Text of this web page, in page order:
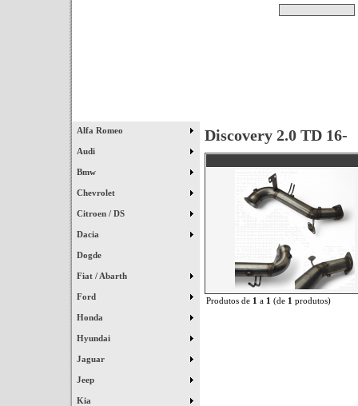
Alfa Romeo
Audi
Bmw
Chevrolet
Citroen / DS
Dacia
Dogde
Fiat / Abarth
Ford
Honda
Hyundai
Jaguar
Jeep
Kia
Discovery 2.0 TD 16-
Produtos de 1 a 1 (de 1 produtos)